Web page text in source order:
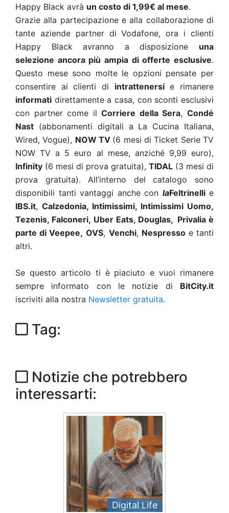
Happy Black avrà un costo di 1,99€ al mese.
Grazie alla partecipazione e alla collaborazione di
tante aziende partner di Vodafone, ora i clienti
Happy Black avranno a disposizione una
selezione ancora più ampia di offerte esclusive.
Questo mese sono molte le opzioni pensate per
consentire ai clienti di intrattenersie rimanere
informati direttamente a casa, con sconti esclusivi
con partner come ilCorriere della Sera,Condé
Nast (abbonamenti digitali a La Cucina Italiana,
Wired, Vogue), NOW TV (6 mesi di Ticket Serie TV
NOW TV a 5 euro al mese, anziché 9,99 euro),
Infinity (6 mesi di prova gratuita), TIDAL (3 mesi di
prova gratuita). All’interno del catalogo sono
disponibili tanti vantaggi anche con laFeltrinellie
IBS.it, Calzedonia, Intimissimi, Intimissimi Uomo,
Tezenis, Falconeri, Uber Eats, Douglas, Privalia è
parte di Veepee, OVS, Venchi, Nespressoe tanti
altri.
Se questo articolo ti è piaciuto e vuoi rimanere
sempre informato con le notizie di BitCity.it
iscriviti alla nostra Newsletter gratuita.
Tag:
Notizie che potrebbero
interessarti:
Digital Life